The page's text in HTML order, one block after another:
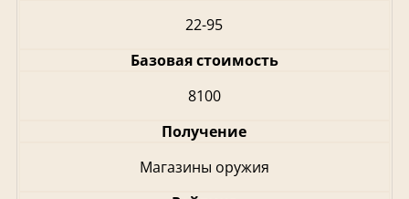
22-95
Базовая стоимость
8100
Получение
Магазины оружия